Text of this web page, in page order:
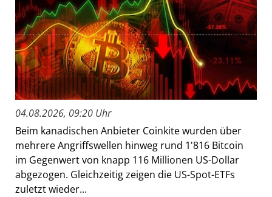
04.08.2026, 09:20 Uhr
Beim kanadischen Anbieter Coinkite wurden über
mehrere Angriffswellen hinweg rund 1'816 Bitcoin
im Gegenwert von knapp 116 Millionen US-Dollar
abgezogen. Gleichzeitig zeigen die US-Spot-ETFs
zuletzt wieder...